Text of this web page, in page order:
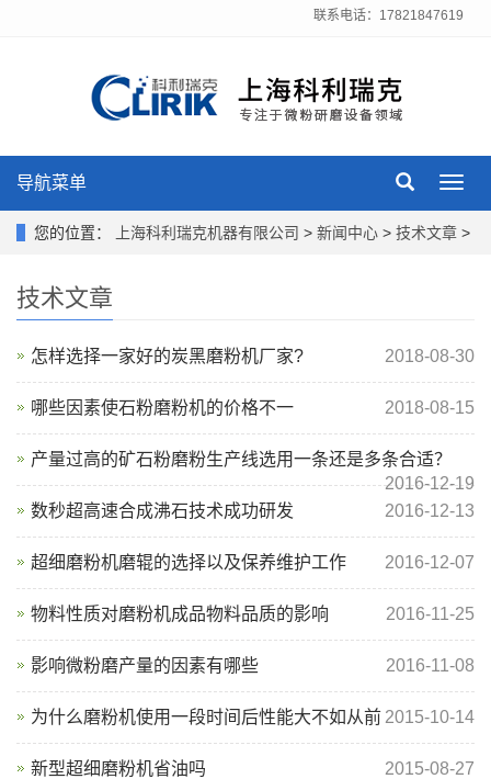
联系电话：17821847619
导航菜单
您的位置： 上海科利瑞克机器有限公司 > 新闻中心 > 技术文章 >
技术文章
怎样选择一家好的炭黑磨粉机厂家? 2018-08-30
哪些因素使石粉磨粉机的价格不一 2018-08-15
产量过高的矿石粉磨粉生产线选用一条还是多条合适？
2016-12-19
数秒超高速合成沸石技术成功研发
2016-12-13
超细磨粉机磨辊的选择以及保养维护工作 2016-12-07
物料性质对磨粉机成品物料品质的影响 2016-11-25
影响微粉磨产量的因素有哪些 2016-11-08
为什么磨粉机使用一段时间后性能大不如从前 2015-10-14
新型超细磨粉机省油吗 2015-08-27